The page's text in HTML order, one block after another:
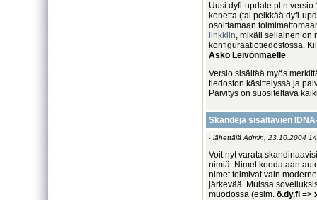
Uusi dyfi-update.pl:n
konetta (tai pelkkää dyfi-
osoittamaan
linkkiin, mikäli sellainen on
konfiguraatiotiedostossa.
Asko Leivonmäelle.
Versio sisältää myös
tiedoston käsittelyssä ja
Päivitys on suositeltava
Skandeja sisältävien
· lähettäjä Admin, 23.10.2004
Voit nyt varata
nimiä. Nimet koodataan
nimet toimivat vain
järkevää. Muissa
muodossa (esim. ö.dy.fi =>